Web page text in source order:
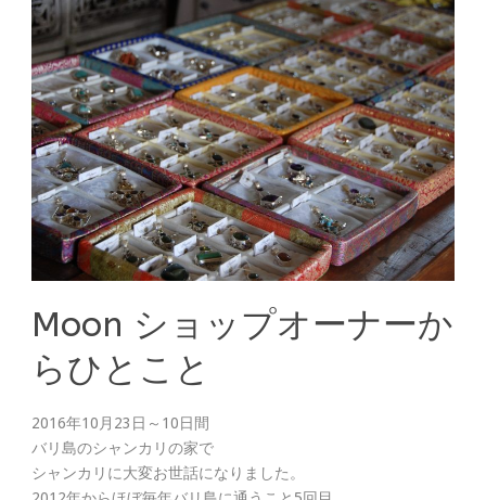
Moon ショップオーナーか
らひとこと
2016年10月23日～10日間
バリ島のシャンカリの家で
シャンカリに大変お世話になりました。